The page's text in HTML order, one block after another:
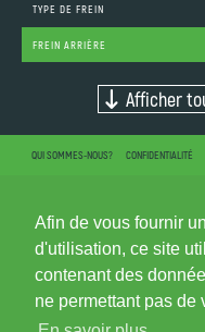
Afin de vous fournir
d'utilisation, ce site
contenant des
ne permettant pas de
TYPE DE FREIN
FREIN ARRIÈRE
Afficher
QUI SOMMES-NOUS? CONFIDENTIALITÉ